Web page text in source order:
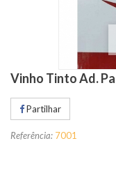
Vinho Tinto Ad.
Partilhar
Referência: 7001